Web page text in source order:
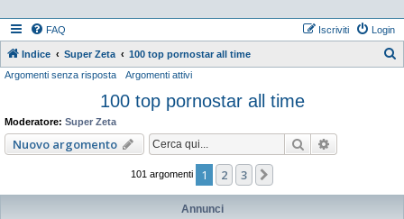
FAQ Login
Iscriviti
Indice Super Zeta 100 top pornostar all time
Argomenti senza risposta Argomenti attivi
100 top pornostar all time
Moderatore: Super Zeta
Nuovo argomento Cerca
101 argomenti 1 2 3
Annunci